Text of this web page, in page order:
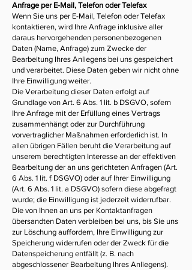
Anfrage per E-Mail, Telefon oder Telefax
Wenn Sie uns per E-Mail, Telefon oder Telefax
kontaktieren, wird Ihre Anfrage inklusive aller
daraus hervorgehenden personenbezogenen
Daten (Name, Anfrage) zum Zwecke der
Bearbeitung Ihres Anliegens bei uns gespeichert
und verarbeitet. Diese Daten geben wir nicht ohne
Ihre Einwilligung weiter.
Die Verarbeitung dieser Daten erfolgt auf
Grundlage von Art. 6 Abs. 1 lit. b DSGVO, sofern
Ihre Anfrage mit der Erfüllung eines Vertrags
zusammenhängt oder zur Durchführung
vorvertraglicher Maßnahmen erforderlich ist. In
allen übrigen Fällen beruht die Verarbeitung auf
unserem berechtigten Interesse an der effektiven
Bearbeitung der an uns gerichteten Anfragen (Art.
6 Abs. 1 lit. f DSGVO) oder auf Ihrer Einwilligung
(Art. 6 Abs. 1 lit. a DSGVO) sofern diese abgefragt
wurde; die Einwilligung ist jederzeit widerrufbar.
Die von Ihnen an uns per Kontaktanfragen
übersandten Daten verbleiben bei uns, bis Sie uns
zur Löschung auffordern, Ihre Einwilligung zur
Speicherung widerrufen oder der Zweck für die
Datenspeicherung entfällt (z. B. nach
abgeschlossener Bearbeitung Ihres Anliegens).